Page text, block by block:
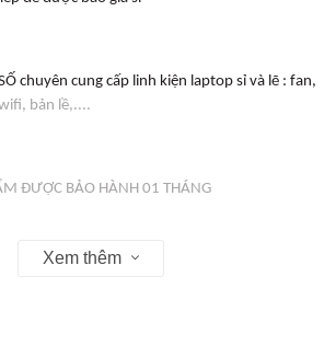
chuyên cung cấp linh kiện laptop sỉ và lẽ : fan,
bản lề,....
ĐƯỢC BẢO HÀNH 01 THÁNG
Xem thêm